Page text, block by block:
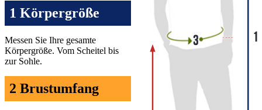
1 Körpergröße
Messen Sie Ihre gesamte
Körpergröße. Vom Scheitel bis
zur Sohle.
2 Brustumfang